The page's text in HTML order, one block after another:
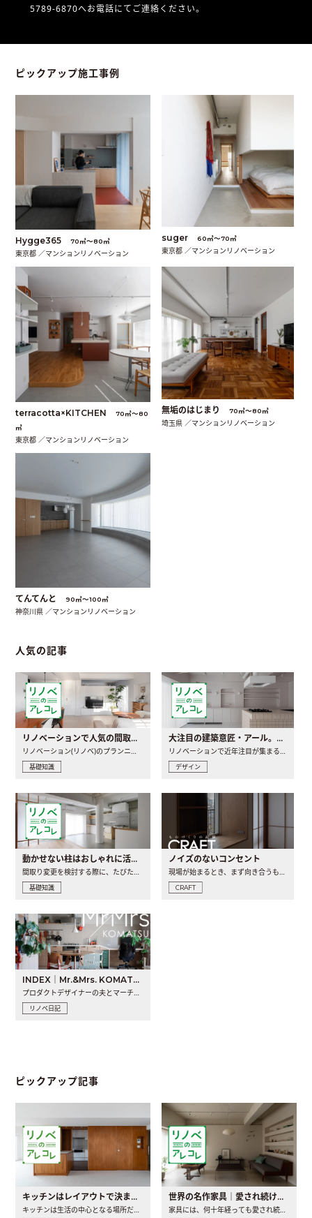
5789-6870へお電話にてご連絡ください。
ピックアップ施工事例
Hygge365 70㎡〜80㎡
東京都 ／マンションリノベーション
suger 60㎡〜70㎡
東京都 ／マンションリノベーション
terracotta×KITCHEN
70㎡〜80
㎡
東京都 ／マンションリノベーション
無垢のはじまり 70㎡〜80㎡
埼玉県 ／マンションリノベーション
てんてんと 90㎡〜100㎡
神奈川県 ／マンションリノベーション
人気の記事
リノベーションで人気の間取りとは？トレンドの間取りと実例を徹底解説
リノベーション(リノベ)のプランニングで一番最初に決めるのは..
基礎知識
大注目の建築意匠・アール。人気の理由と空間に取り入れるポイント
リノベーションで近年注目が集まる建築意匠の一つであるアール..
デザイン
動かせない柱はおしゃれに活用！柱を魅せるリノベーション(リノベ)4選
間取り変更を検討する際に、たびたび皆さんの頭を悩ませる動か..
基礎知識
ノイズのないコンセント
現場が始まるとき、まず向き合うものの一つがコンセントです..
CRAFT
INDEX｜Mr.&Mrs. KOMATSU renovation diary
プロダクトデザイナーの夫とマーチャンダイザーの妻が、夫婦で..
リノベ日記
ピックアップ記事
キッチンはレイアウトで決まる。後悔しないための考え方と選び方
キッチンは生活の中心となる場所だからこそ、家の中のどこに置..
世界の名作家具｜愛され続ける理由と一生モノとの出会い方
家具には、何十年経っても愛され続ける「名作」と呼ばれるもの..